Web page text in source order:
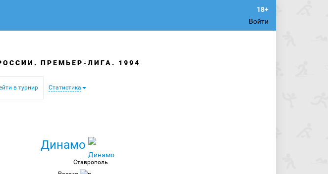
Войти
ПРЕМЬЕР-ЛИГА. 1994
в турнир Статистика
Динамо
Ставрополь